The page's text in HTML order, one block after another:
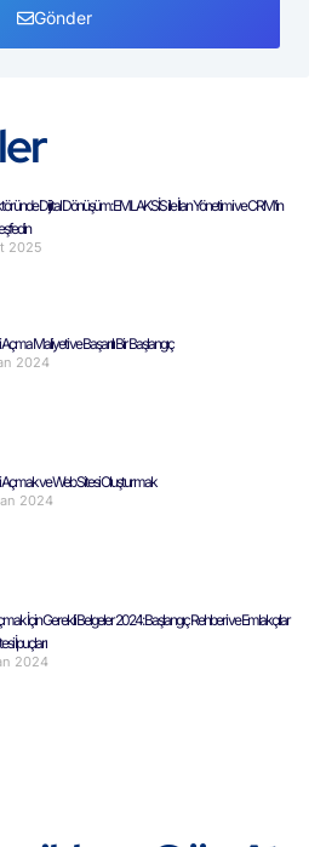
Gönder
Dijital Dönüşüm: EMLAKSİS ile İlan Yönetimi ve CRM’in
2025
Maliyeti ve Başarılı Bir Başlangıç
2024
Açmak ve Web Sitesi Oluşturmak
2024
İçin Gerekli Belgeler 2024: Başlangıç Rehberi ve Emlakçılar
İpuçları
2024